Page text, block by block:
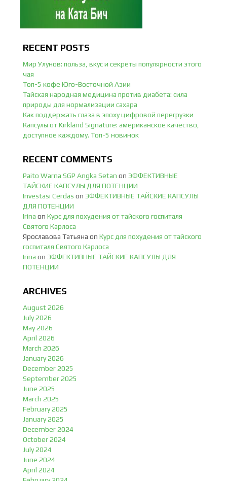
RECENT POSTS
Мир Улунов: польза, вкус и секреты популярности этого
чая
Топ-5 кофе Юго-Восточной Азии
Тайская народная медицина против диабета: сила
природы для нормализации сахара
Как поддержать глаза в эпоху цифровой перегрузки
Капсулы от Kirkland Signature: американское качество,
доступное каждому. Топ-5 новинок
RECENT COMMENTS
Paito Warna SGP Angka Setan on ЭФФЕКТИВНЫЕ
ТАЙСКИЕ КАПСУЛЫ ДЛЯ ПОТЕНЦИИ
Investasi Cerdas on ЭФФЕКТИВНЫЕ ТАЙСКИЕ КАПСУЛЫ
ДЛЯ ПОТЕНЦИИ
Irina on Курс для похудения от тайского госпиталя
Святого Карлоса
Ярославова Татьяна on Курс для похудения от тайского
госпиталя Святого Карлоса
Irina on ЭФФЕКТИВНЫЕ ТАЙСКИЕ КАПСУЛЫ ДЛЯ
ПОТЕНЦИИ
ARCHIVES
August 2026
July 2026
May 2026
April 2026
March 2026
January 2026
December 2025
September 2025
June 2025
March 2025
February 2025
January 2025
December 2024
October 2024
July 2024
June 2024
April 2024